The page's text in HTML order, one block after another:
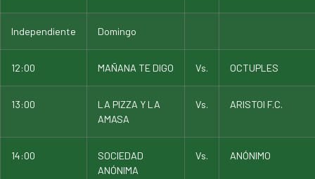
Independiente Domingo
12:00 MAÑANA TE DIGO Vs. OCTUPLES
13:00
LA PIZZA Y LA
AMASA
Vs. ARISTOI F.C.
14:00
SOCIEDAD
ANÓNIMA
Vs. ANÓNIMO